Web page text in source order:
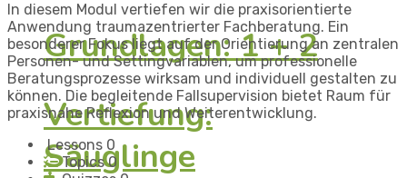
Grundlagen: 1 + 2
Vertiefung:
Säuglinge
In diesem Modul vertiefen wir die praxisorientierte
Anwendung traumazentrierter Fachberatung. Ein
besonderer Fokus liegt auf der Orientierung an zentralen
Personen- und Settingvariablen, um professionelle
Beratungsprozesse wirksam und individuell gestalten zu
können. Die begleitende Fallsupervision bietet Raum für
praxisnahe Reflexion und Weiterentwicklung.
Lessons 0
Topics 0